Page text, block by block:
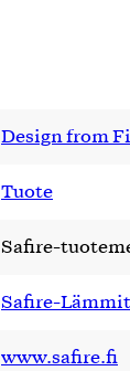
Design from
Tuote
Safire-
Safire-
www.safire.fi